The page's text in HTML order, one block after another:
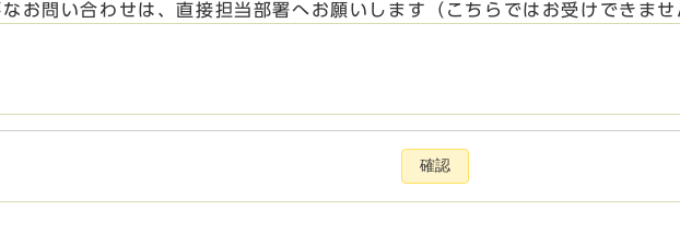
なお問い合わせは、直接担当部署へお願いします（こちらではお受けできま
確認